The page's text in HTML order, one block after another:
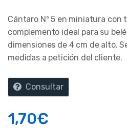
Cántaro Nº 5 en miniatura con
complemento ideal para su
dimensiones de 4 cm de alto.
medidas a petición del cliente.
Consultar
1,70€